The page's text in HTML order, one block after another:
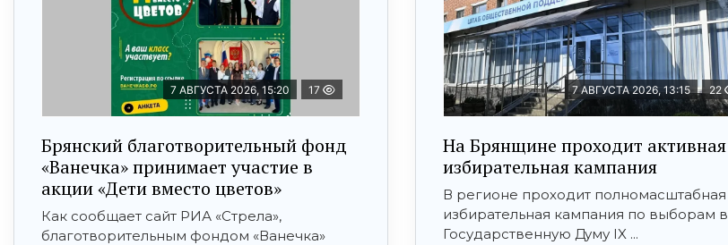
7 АВГУСТА 2026, 15:20 17
Брянский благотворительный фонд
«Ванечка» принимает участие в
акции «Дети вместо цветов»
Как сообщает сайт РИА «Стрела»,
благотворительным фондом «Ванечка»
7 АВГУСТА 2026, 13:15 22
На Брянщине проходит активная
избирательная кампания
В регионе проходит полномасштабная
избирательная кампания по выборам в
Государственную Думу IX ...